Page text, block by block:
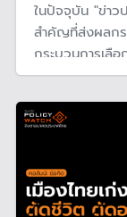
ในปัจจุบัน "ข่าว
สำคัญที่ส่งผลก
กระบวนการเลือ
หัวเลี้ยวหัวต่อที่ป
นี้